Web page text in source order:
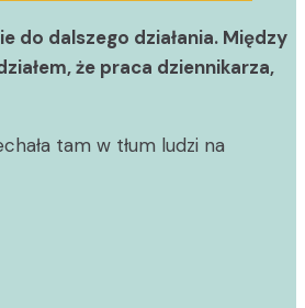
do dalszego działania. Między
że praca dziennikarza,
tam w tłum ludzi na